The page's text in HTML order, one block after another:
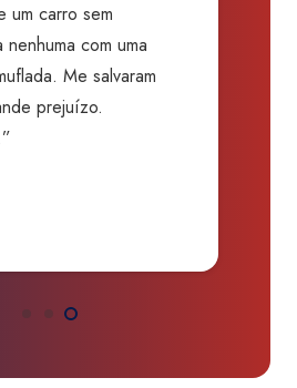
um carro sem
nenhuma com uma
Me salvaram
prejuízo.